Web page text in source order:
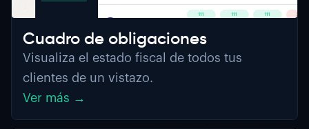
Cuadro de obligaciones
Visualiza el estado fiscal de todos tus
clientes de un vistazo.
Ver más →